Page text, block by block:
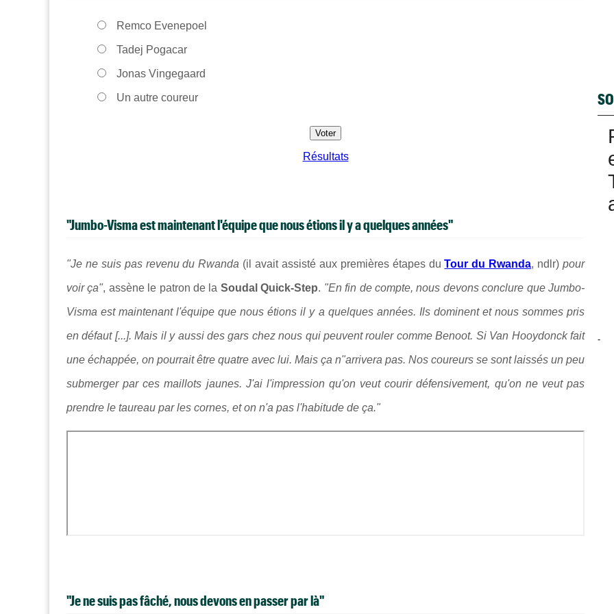
Remco Evenepoel
Tadej Pogacar
Jonas Vingegaard
Un autre coureur
Résultats
"Jumbo-Visma est maintenant l'équipe que nous étions il y a quelques années"
"Je ne suis pas revenu du Rwanda (il avait assisté aux premières étapes duTour du Rwanda, ndlr)pour
voir ça", assène le patron de la Soudal Quick-Step. "En fin de compte, nous devons conclure que Jumbo-
Visma est maintenant l'équipe que nous étions il y a quelques années. Ils dominent et nous sommes pris
en défaut [...]. Mais il y aussi des gars chez nous qui peuvent rouler comme Benoot. Si Van Hooydonck fait
une échappée, on pourrait être quatre avec lui. Mais ça n"arrivera pas. Nos coureurs se sont laissés un peu
submerger par ces maillots jaunes. J'ai l'impression qu'on veut courir défensivement, qu'on ne veut pas
prendre le taureau par les cornes, et on n'a pas l'habitude de ça."
"Je ne suis pas fâché, nous devons en passer par là"
-